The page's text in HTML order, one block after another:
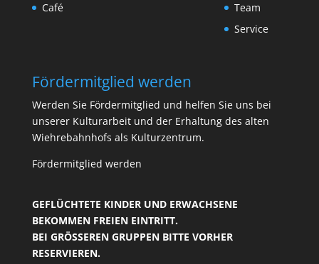
Café
Team
Service
Fördermitglied werden
Werden Sie Fördermitglied und helfen Sie uns bei
unserer Kulturarbeit und der Erhaltung des alten
Wiehrebahnhofs als Kulturzentrum.
Fördermitglied werden
GEFLÜCHTETE KINDER UND ERWACHSENE
BEKOMMEN FREIEN EINTRITT.
BEI GRÖSSEREN GRUPPEN BITTE VORHER R
ESERVIEREN.